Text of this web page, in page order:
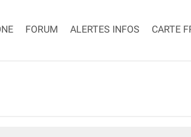
FORUM ALERTES INFOS CARTE